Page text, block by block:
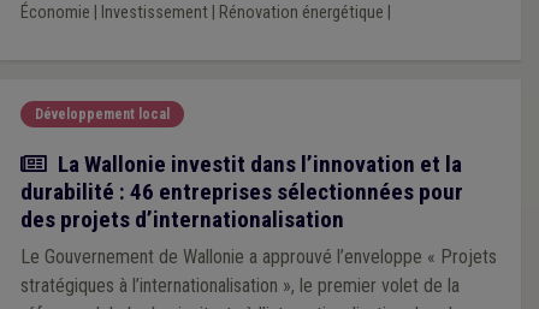
Économie Investissement| Rénovation énergétique
Développement local
Actualité
La Wallonie investit dans l’innovation et la
durabilité : 46 entreprises sélectionnées pour
des projets d’internationalisation
Le Gouvernement de Wallonie a approuvé l’enveloppe « Projets
stratégiques à l’internationalisation », le premier volet de la